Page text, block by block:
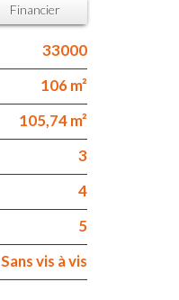
Financier
33000
106 m²
105,74 m²
3
4
5
Sans vis à vis